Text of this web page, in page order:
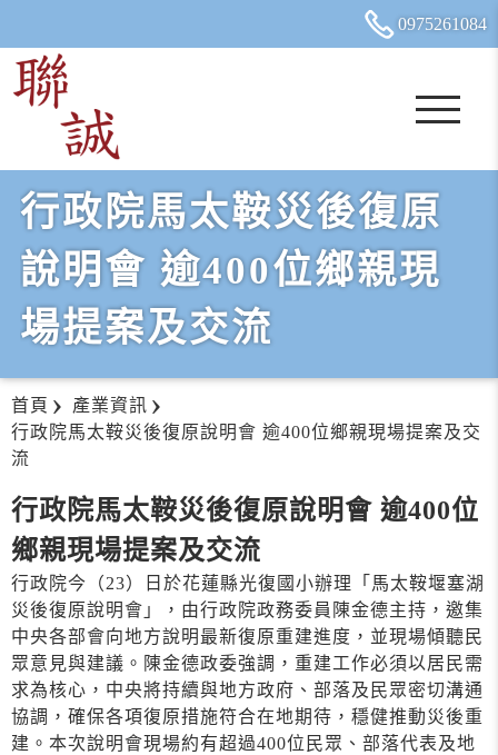
0975261084
行政院馬太鞍災後復原
說明會 逾400位鄉親現
場提案及交流
首頁
產業資訊
行政院馬太鞍災後復原說明會 逾400位鄉親現場提案及交
流
行政院馬太鞍災後復原說明會 逾400位
鄉親現場提案及交流
行政院今（23）日於花蓮縣光復國小辦理「馬太鞍堰塞湖
災後復原說明會」，由行政院政務委員陳金德主持，邀集
中央各部會向地方說明最新復原重建進度，並現場傾聽民
眾意見與建議。陳金德政委強調，重建工作必須以居民需
求為核心，中央將持續與地方政府、部落及民眾密切溝通
協調，確保各項復原措施符合在地期待，穩健推動災後重
建。本次說明會現場約有超過400位民眾、部落代表及地